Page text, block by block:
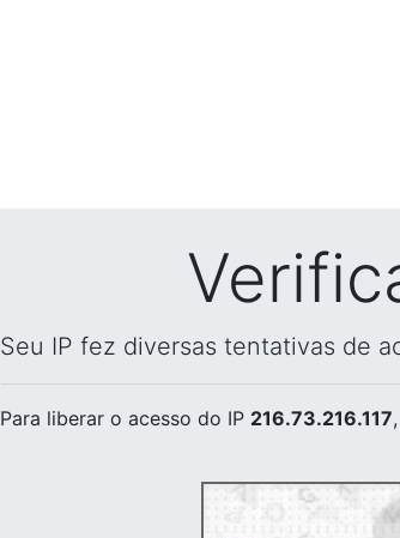
Seu IP fez diversas tentativas de
Para liberar o acesso do IP 216.73.216.117